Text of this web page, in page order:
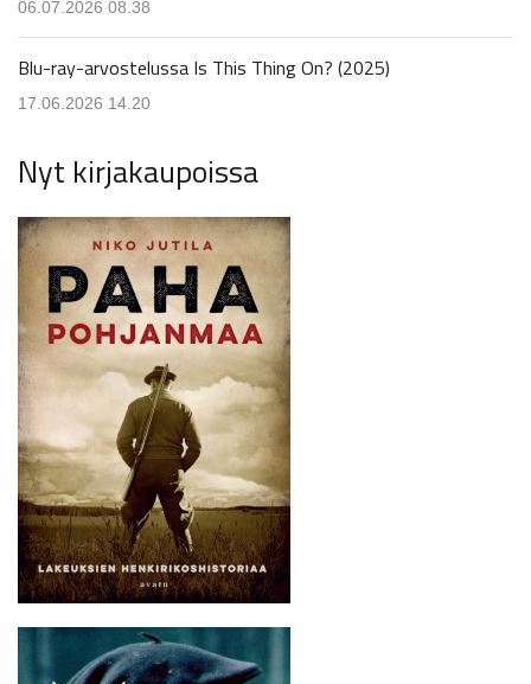
06.07.2026 08.38
Blu-ray-arvostelussa Is This Thing On? (2025)
17.06.2026 14.20
Nyt kirjakaupoissa